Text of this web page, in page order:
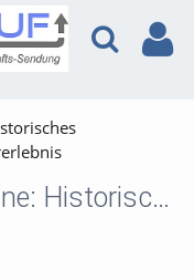
Das Ötztal wird zur Bühne: Historisches Wandertheater als einzigartiges Naturerlebnis